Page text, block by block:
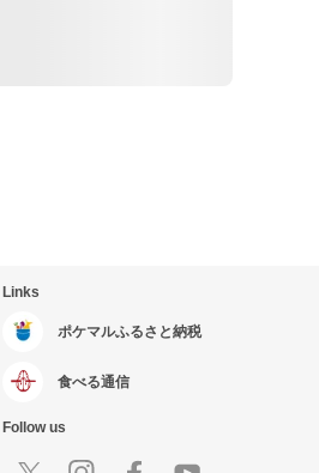
Links
ポケマルふるさと納税
食べる通信
Follow us